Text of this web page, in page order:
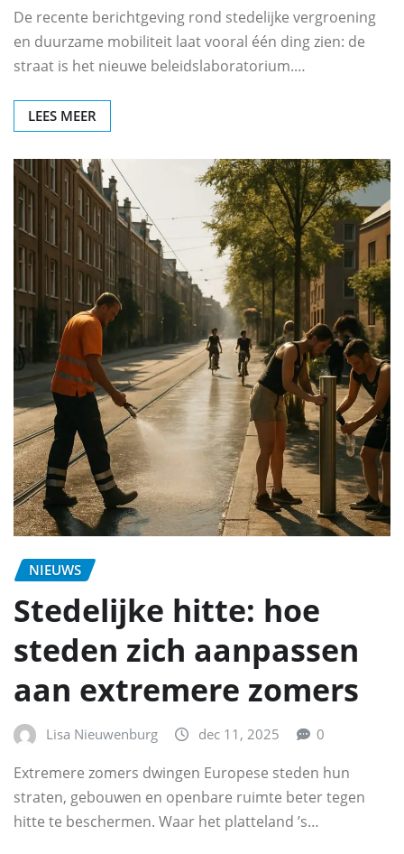
De recente berichtgeving rond stedelijke vergroening
en duurzame mobiliteit laat vooral één ding zien: de
straat is het nieuwe beleidslaboratorium.…
LEES MEER
NIEUWS
Stedelijke hitte: hoe
steden zich aanpassen
aan extremere zomers
Lisa Nieuwenburg dec 11, 2025 0
Extremere zomers dwingen Europese steden hun
straten, gebouwen en openbare ruimte beter tegen
hitte te beschermen. Waar het platteland ’s…